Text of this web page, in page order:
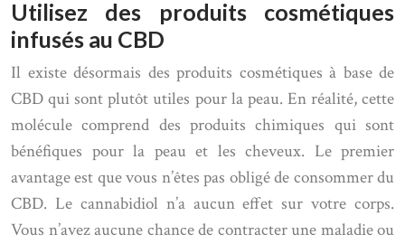
Utilisez des produits cosmétiques
infusés au CBD
Il existe désormais des produits cosmétiques à base de
CBD qui sont plutôt utiles pour la peau. En réalité, cette
molécule comprend des produits chimiques qui sont
bénéfiques pour la peau et les cheveux. Le premier
avantage est que vous n’êtes pas obligé de consommer du
CBD. Le cannabidiol n’a aucun effet sur votre corps.
Vous n’avez aucune chance de contracter une maladie ou